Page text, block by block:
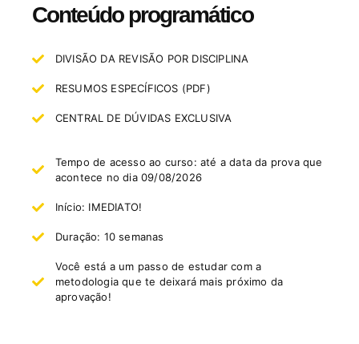
Conteúdo programático
DIVISÃO DA REVISÃO POR DISCIPLINA
RESUMOS ESPECÍFICOS (PDF)
CENTRAL DE DÚVIDAS EXCLUSIVA
Tempo de acesso ao curso: até a data da prova que
acontece no dia 09/08/2026
Início: IMEDIATO! ​
Duração: 10 semanas
Você está a um passo de estudar com a
metodologia que te deixará mais próximo da
aprovação!